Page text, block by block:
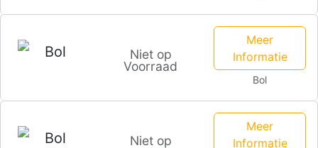
Niet op
Voorraad
Meer
Informatie
Bol
Niet op
Meer
Informatie